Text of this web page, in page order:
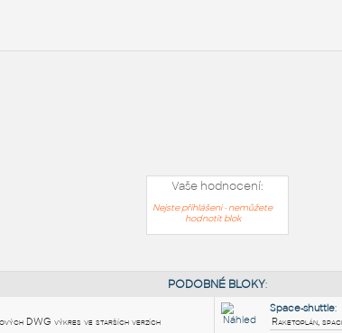
Vaše hodnocení:
Nejste přihlášeni - nemůžete
hodnotit blok